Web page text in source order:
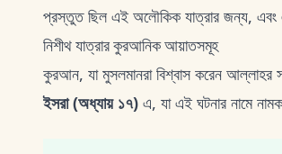
প্রস্তুত ছিল এই অলৌকিক যাত্রার জন্য, এবং
নিশীথ যাত্রার কুরআনিক আয়াতসমূহ
কুরআন, যা মুসলমানরা বিশ্বাস করেন আল্লাহর
ইসরা (অধ্যায় ১৭) এ, যা এই ঘটনার নামে